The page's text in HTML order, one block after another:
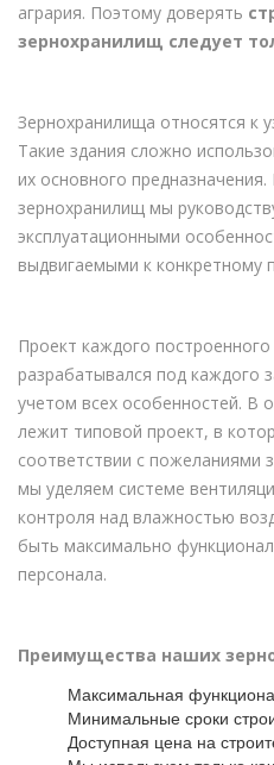
агрария. Поэтому доверять
зернохранилищ следует
Зернохранилища относятся к
Такие здания сложно
их основного
зернохранилищ мы
эксплуатационными
выдвигаемыми к конкретному
Проект каждого
разрабатывался под каждого
учетом всех особенностей. В
лежит типовой проект, в
соответствии с пожеланиями
мы уделяем системе
контроля над влажностью
быть максимально
персонала.
Преимущества наших
Максимальная
Минимальные сроки
Доступная цена на